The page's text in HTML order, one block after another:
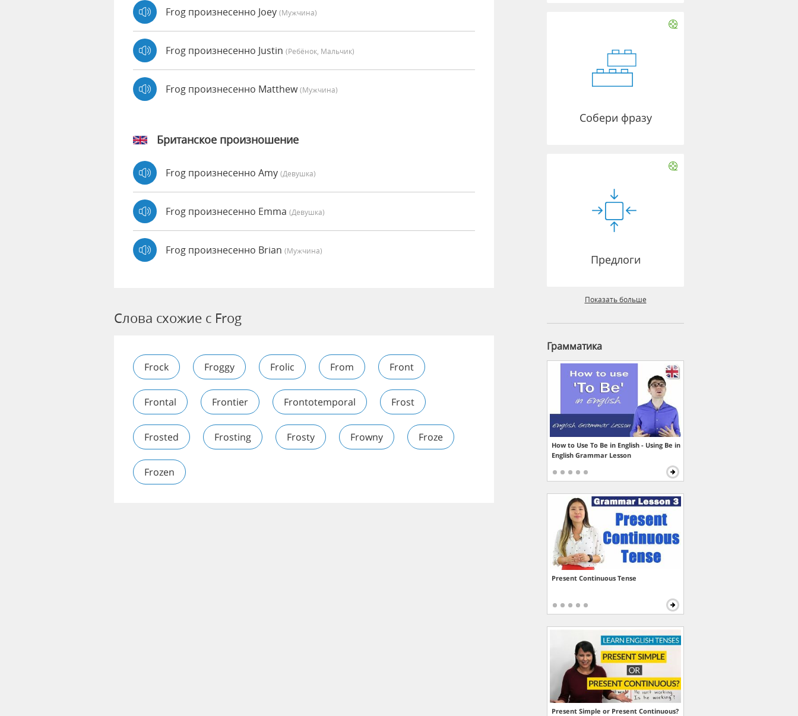
Frog произнесенно Joey (мужчина)
Frog произнесенно Justin (Ребёнок, Мальчик)
Frog произнесенно Matthew(мужчина)
Британское произношение
Frog произнесенно Amy (девушка)
Frog произнесенно Emma (девушка)
Frog произнесенно Brian (мужчина)
Слова схожие с Frog
Frock Froggy Frolic From Front
Frontal Frontier Frontotemporal Frost
Frosted Frosting Frosty Frowny Froze
Frozen
Собери фразу
Предлоги
Показать больше
Грамматика
How to Use To Be in English - Using Be in
English Grammar Lesson
Present Continuous Tense
Present Simple or Present Continuous?